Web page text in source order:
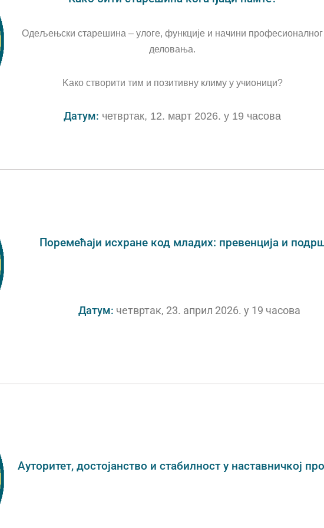
Одељењски старешина – улоге, функције и начини професионалног
деловања.
Kако створити тим и позитивну климу у учионици?
Датум: четвртак, 12. март 2026. у 19 часова
Поремећаји исхране код младих: превенција и
Датум: четвртак, 23. април 2026. у 19 часова
Ауторитет, достојанство и стабилност у наставничкој